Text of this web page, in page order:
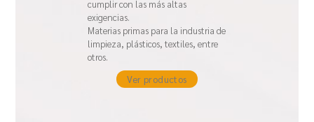
cumplir con las más altas
exigencias.
Materias primas para la industria de
limpieza, plásticos, textiles, entre
otros.
Ver productos